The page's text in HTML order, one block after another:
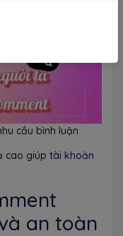
cầu bình luận
cao giúp tài khoản
an toàn